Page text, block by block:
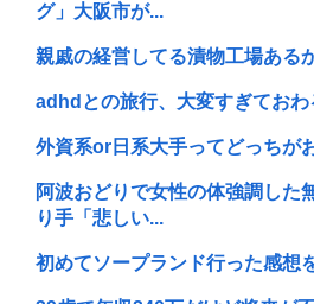
グ」大阪市が...
親戚の経営してる漬物工場ある
adhdとの旅行、大変すぎてお
外資系or日系大手ってどっちが
阿波おどりで女性の体強調した
り手「悲しい...
初めてソープランド行った感想